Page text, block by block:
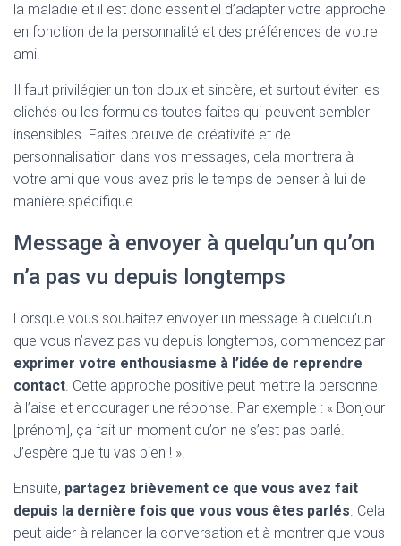
la maladie et il est donc essentiel d’adapter votre approche
en fonction de la personnalité et des préférences de votre
ami.
Il faut privilégier un ton doux et sincère, et surtout éviter les
clichés ou les formules toutes faites qui peuvent sembler
insensibles. Faites preuve de créativité et de
personnalisation dans vos messages, cela montrera à
votre ami que vous avez pris le temps de penser à lui de
manière spécifique.
Message à envoyer à quelqu’un qu’on
n’a pas vu depuis longtemps
Lorsque vous souhaitez envoyer un message à quelqu’un
que vous n’avez pas vu depuis longtemps, commencez par
exprimer votre enthousiasme à l’idée de reprendre
contact. Cette approche positive peut mettre la personne
à l’aise et encourager une réponse. Par exemple : « Bonjour
[prénom], ça fait un moment qu’on ne s’est pas parlé.
J’espère que tu vas bien ! ».
Ensuite, partagez brièvement ce que vous avez fait
depuis la dernière fois que vous vous êtes parlés. Cela
peut aider à relancer la conversation et à montrer que vous